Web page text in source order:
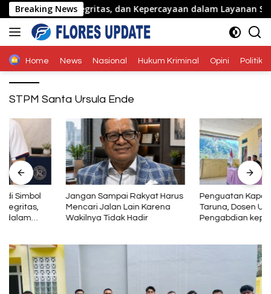
Langsung
ke
konten
Breaking News
Integritas, dan Kepercayaan dalam Layanan
Home News Nasional Hukum Kriminal Opini Politik
STPM Santa Ursula Ende
Jangan Sampai Rakyat Harus
Mencari Jalan Lain Karena
Wakilnya Tidak Hadir
Penguatan Kapasitas Karang
Taruna, Dosen Unwira Gelar
Pengabdian kepada